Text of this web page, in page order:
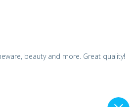
beauty and more. Great quality!